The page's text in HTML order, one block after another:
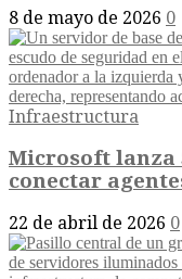
8 de mayo de 2026 0
Infraestructura
Microsoft lanza
conectar
22 de abril de 2026 0